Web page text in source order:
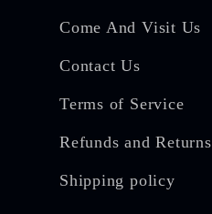
Come And Visit Us
Contact Us
Terms of Service
Refunds and Returns
Shipping policy